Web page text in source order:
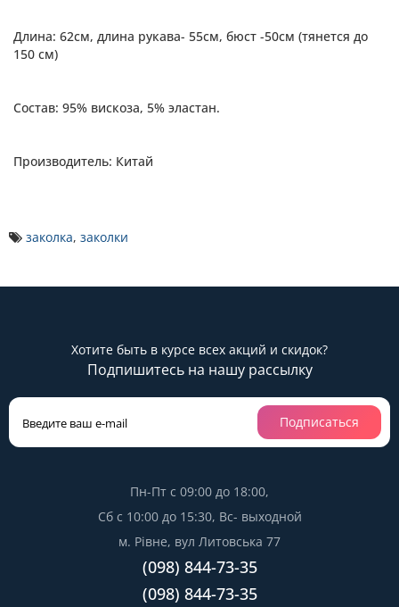
Длина: 62см, длина рукава- 55см, бюст -50см (тянется до
150 см)
Состав: 95% вискоза, 5% эластан.
Производитель: Китай
заколка, заколки
Хотите быть в курсе всех акций и скидок?
Подпишитесь на нашу рассылку
Подписаться
Пн-Пт с 09:00 до 18:00,
Сб с 10:00 до 15:30, Вс- выходной
м. Рівне, вул Литовська 77
(098) 844-73-35
(098) 844-73-35